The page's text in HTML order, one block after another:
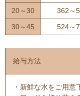
20～30 362～
30～45
524～
給与方法
・新鮮な水をご用意